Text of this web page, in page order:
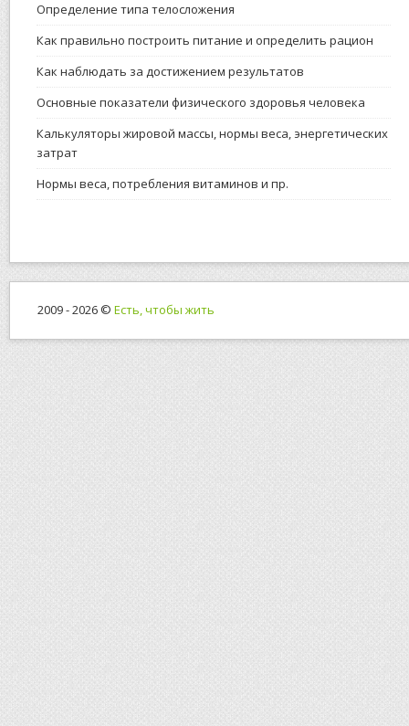
Определение типа телосложения
Как правильно построить питание и определить рацион
Как наблюдать за достижением результатов
Основные показатели физического здоровья человека
Калькуляторы жировой массы, нормы веса, энергетических
затрат
Нормы веса, потребления витаминов и пр.
2009 - 2026 © Есть, чтобы жить